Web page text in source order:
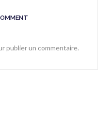
publier un commentaire.